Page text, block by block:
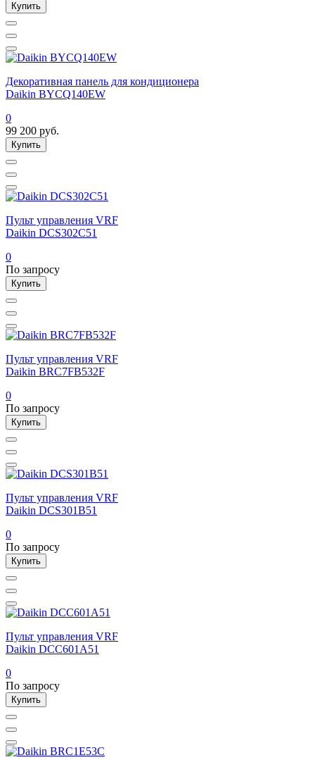
Купить
Декоративная панель для кондиционера
Daikin BYCQ140EW
0
99 200 руб.
Купить
Пульт управления VRF
Daikin DCS302C51
0
По запросу
Купить
Пульт управления VRF
Daikin BRC7FB532F
0
По запросу
Купить
Пульт управления VRF
Daikin DCS301B51
0
По запросу
Купить
Пульт управления VRF
Daikin DCC601A51
0
По запросу
Купить